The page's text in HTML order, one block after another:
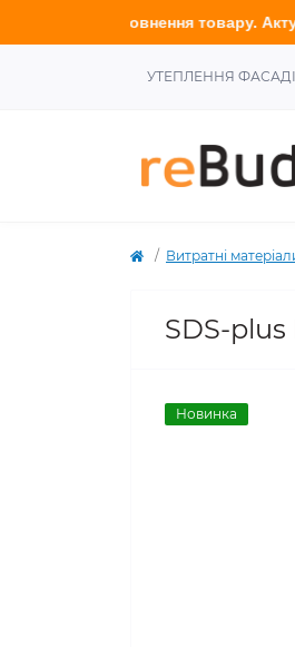
наповнення товару. Актуальність
УТЕПЛЕННЯ
Витратні
SDS-
Новинка